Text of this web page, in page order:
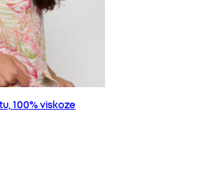
100% viskoze